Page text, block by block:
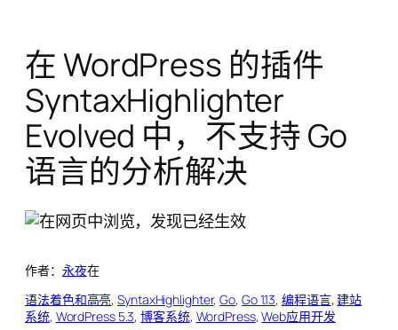
在 WordPress 的插件
SyntaxHighlighter
Evolved 中，不支持 Go
语言的分析解决
作者： 永夜在
语法着色和高亮, SyntaxHighlighter, Go, Go 1.13, 编程语言, 建站
系统, WordPress 5.3, 博客系统, WordPress, Web应用开发